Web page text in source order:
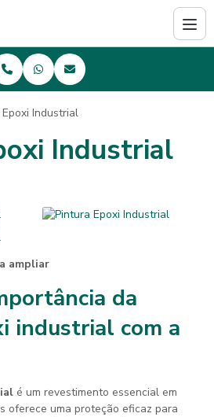
Industrial
Industrial
ampliar
da
industrial com a
é um revestimento essencial em
oferece uma proteção eficaz para